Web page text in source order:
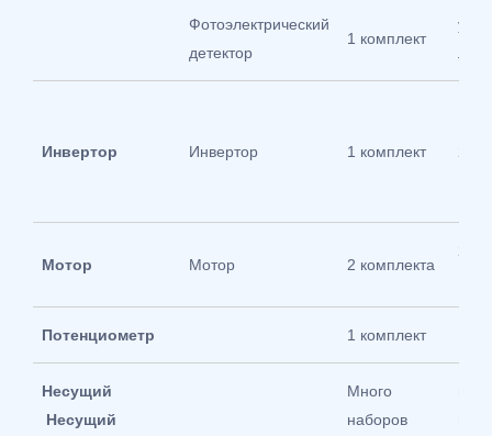
Фотоэлектрический
детектор
1 комплект
Инвертор Инвертор 1 комплект
Мотор Мотор 2 комплекта
Потенциометр 1 комплект
Несущий
Несущий
Много
наборов